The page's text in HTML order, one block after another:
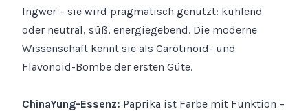
Ingwer – sie wird pragmatisch genutzt: kühlend
oder neutral, süß, energiegebend. Die moderne
Wissenschaft kennt sie als Carotinoid- und
Flavonoid-Bombe der ersten Güte.
ChinaYung-Essenz: Paprika ist Farbe mit Funktion –